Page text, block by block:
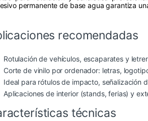
permanente de base agua garantiza
recomendadas
Rotulación de vehículos, escaparates y
Corte de vinilo por ordenador: letras,
Ideal para rótulos de impacto, señalización
Aplicaciones de interior (stands, ferias) y
técnicas